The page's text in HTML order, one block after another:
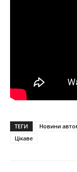
ТЕГИ Новини
Цікаве